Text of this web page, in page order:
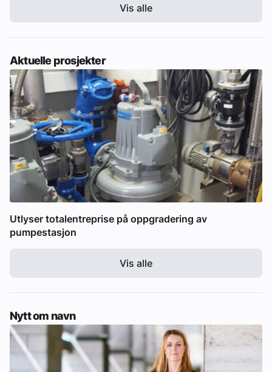
Vis alle
Aktuelle prosjekter
Utlyser totalentreprise på oppgradering av
pumpestasjon
Vis alle
Nytt om navn